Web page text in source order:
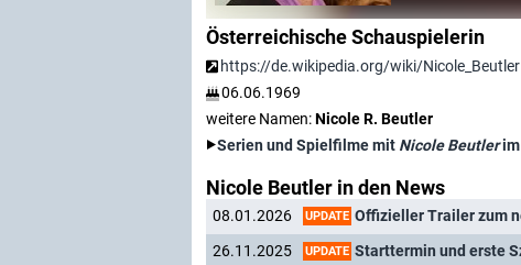
Österreichische Schauspielerin
https://de.wikipedia.org/wiki/Nicole_Beutler
06.06.1969
weitere Namen:Nicole R. Beutler
Serien und Spielfilme mit Nicole Beutlerim
Nicole Beutler in den News
08.01.2026 UPDATE Offizieller Trailer zum
26.11.2025 UPDATE Starttermin und erste